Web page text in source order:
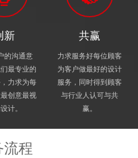
新
的沟通意
最专业的
力求为每
创意最视
计。
共赢
力求服务好每位顾客
为客户做最好的设计
服务，同时得到顾客
与行业人认可与共
赢。
流程